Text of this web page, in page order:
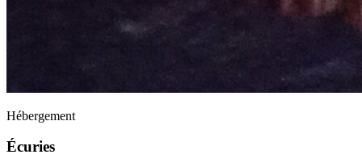
Hébergement
Écuries